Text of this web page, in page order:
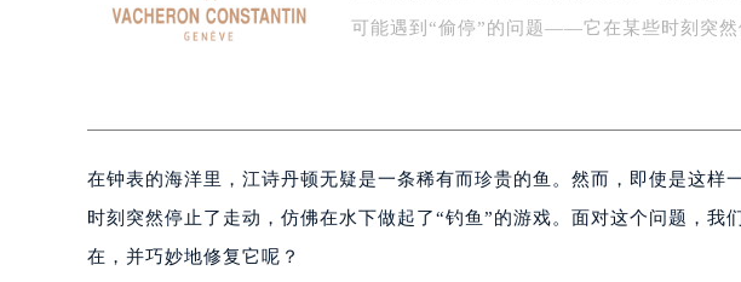
可能遇到“偷停”的问题——它在某些时刻突
在钟表的海洋里，江诗丹顿无疑是一条稀有而珍贵的鱼。然而，即使是这
时刻突然停止了走动，仿佛在水下做起了“钓鱼”的游戏。面对这个问题，我
在，并巧妙地修复它呢？